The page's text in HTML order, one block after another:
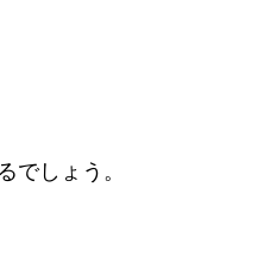
でしょう。